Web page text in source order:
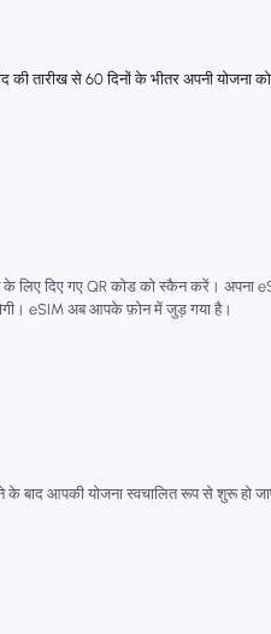
तारीख से 60 दिनों के भीतर अपनी योजना
के लिए दिए गए QR कोड को स्कैन करें। अपना
eSIM अब आपके फ़ोन में जुड़ गया है।
के बाद आपकी योजना स्वचालित रूप से शुरू हो